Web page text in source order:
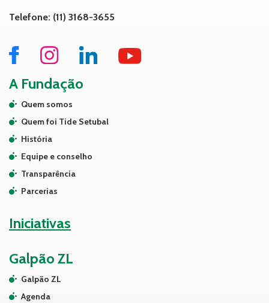
Telefone: (11) 3168-3655
A Fundação
Quem somos
Quem foi Tide Setubal
História
Equipe e conselho
Transparência
Parcerias
Iniciativas
Galpão ZL
Galpão ZL
Agenda